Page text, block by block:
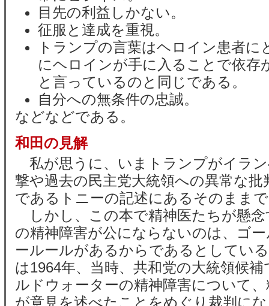
目先の利益しかない。
征服と達成を重視。
トランプの言葉はヘロイン患者に
にヘロインが手に入ることで依存
と言っているのと同じである。
自分への無条件の忠誠。
などなどである。
和田の見解
私が思うに、いまトランプがイラ
撃や過去の民主党大統領への異常な批
であるトニーの記述にあるそのまま
しかし、この本で精神医たちが懸
の精神障害が公にならないのは、ゴ
ールールがあるからであるとしてい
は1964年、当時、共和党の大統領候
ルドウォーターの精神障害について
が意見を述べたことをめぐり裁判に